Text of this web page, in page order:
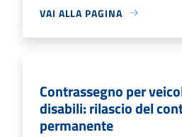
VAI ALLA PAGINA
Contrassegno per
disabili: rilascio del
permanente